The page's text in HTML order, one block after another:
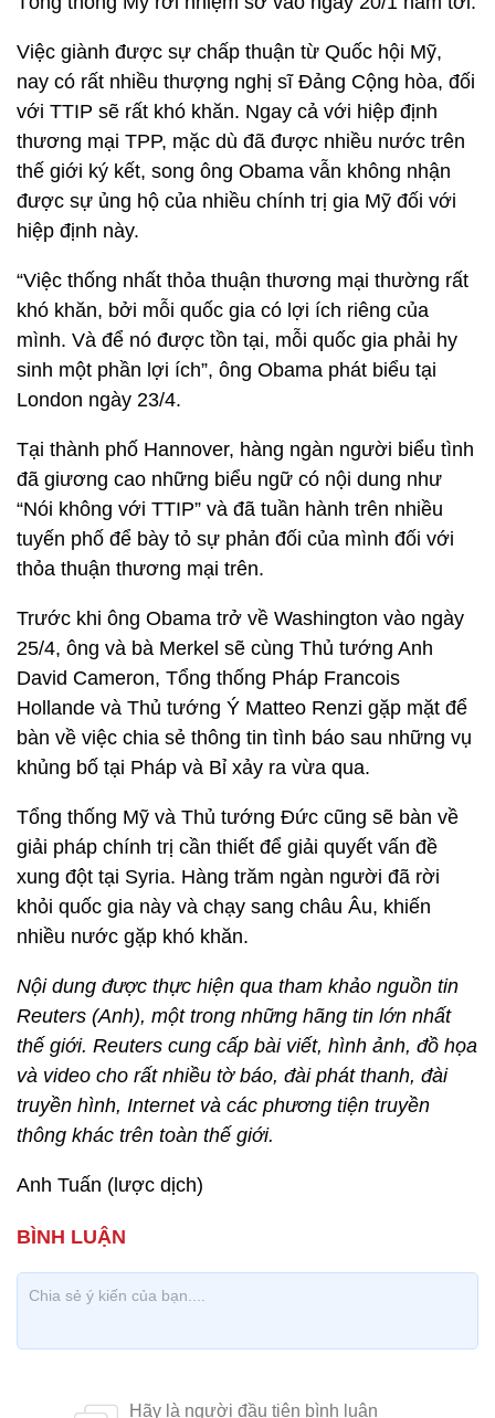
Việc giành được sự chấp thuận từ Quốc hội Mỹ,
nay có rất nhiều thượng nghị sĩ Đảng Cộng hòa, đối
với TTIP sẽ rất khó khăn. Ngay cả với hiệp định
thương mại TPP, mặc dù đã được nhiều nước trên
thế giới ký kết, song ông Obama vẫn không nhận
được sự ủng hộ của nhiều chính trị gia Mỹ đối với
hiệp định này.
“Việc thống nhất thỏa thuận thương mại thường rất
khó khăn, bởi mỗi quốc gia có lợi ích riêng của
mình. Và để nó được tồn tại, mỗi quốc gia phải hy
sinh một phần lợi ích”, ông Obama phát biểu tại
London ngày 23/4.
Tại thành phố Hannover, hàng ngàn người biểu tình
đã giương cao những biểu ngữ có nội dung như
“Nói không với TTIP” và đã tuần hành trên nhiều
tuyến phố để bày tỏ sự phản đối của mình đối với
thỏa thuận thương mại trên.
Trước khi ông Obama trở về Washington vào ngày
25/4, ông và bà Merkel sẽ cùng Thủ tướng Anh
David Cameron, Tổng thống Pháp Francois
Hollande và Thủ tướng Ý Matteo Renzi gặp mặt để
bàn về việc chia sẻ thông tin tình báo sau những vụ
khủng bố tại Pháp và Bỉ xảy ra vừa qua.
Tổng thống Mỹ và Thủ tướng Đức cũng sẽ bàn về
giải pháp chính trị cần thiết để giải quyết vấn đề
xung đột tại Syria. Hàng trăm ngàn người đã rời
khỏi quốc gia này và chạy sang châu Âu, khiến
nhiều nước gặp khó khăn.
Nội dung được thực hiện qua tham khảo nguồn tin
Reuters (Anh), một trong những hãng tin lớn nhất
thế giới. Reuters cung cấp bài viết, hình ảnh, đồ họa
và video cho rất nhiều tờ báo, đài phát thanh, đài
truyền hình, Internet và các phương tiện truyền
thông khác trên toàn thế giới.
Anh Tuấn (lược dịch)